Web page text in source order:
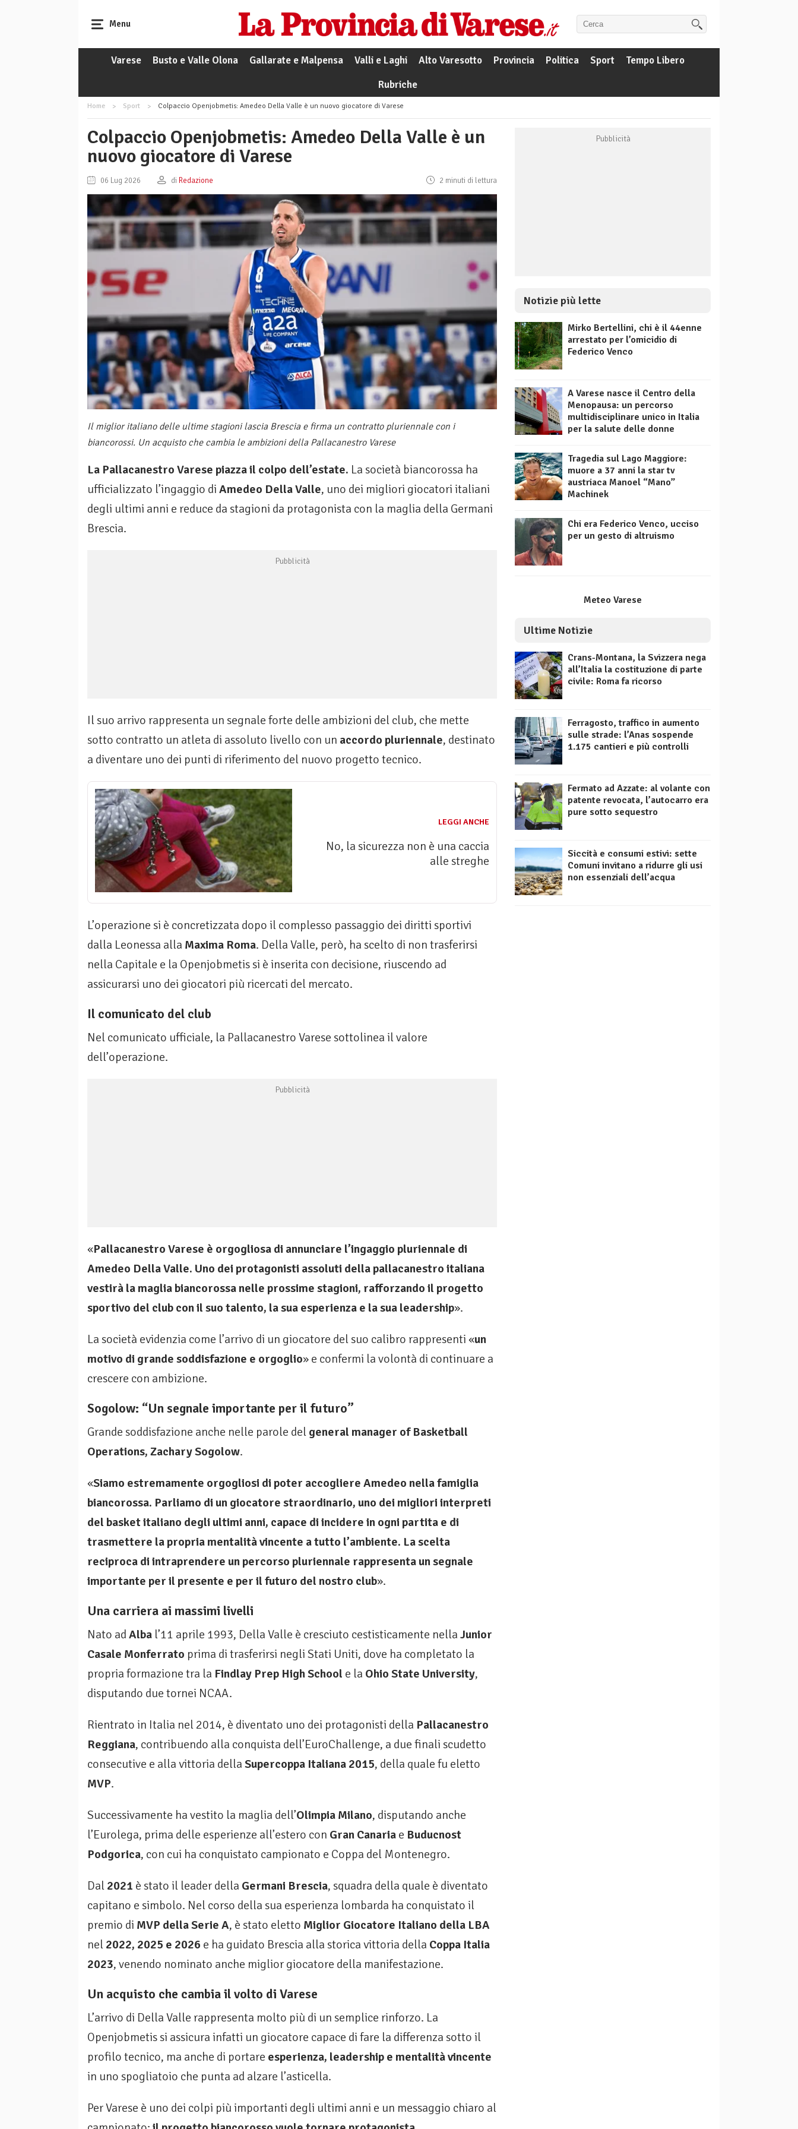
Menu
Varese Busto e Valle Olona Gallarate e Malpensa Valli e Laghi Alto Varesotto Provincia Politica Sport
Tempo Libero
Rubriche
Home Sport Colpaccio Openjobmetis: Amedeo Della Valle è un nuovo giocatore di Varese
Colpaccio Openjobmetis: Amedeo Della Valle è un
nuovo giocatore di Varese
06 Lug 2026 di Redazione 2 minuti di lettura
Il miglior italiano delle ultime stagioni lascia Brescia e firma un contratto pluriennale con i
biancorossi. Un acquisto che cambia le ambizioni della Pallacanestro Varese
La Pallacanestro Varese piazza il colpo dell’estate. La società biancorossa ha
ufficializzato l’ingaggio di Amedeo Della Valle, uno dei migliori giocatori italiani
degli ultimi anni e reduce da stagioni da protagonista con la maglia della Germani
Brescia.
Il suo arrivo rappresenta un segnale forte delle ambizioni del club, che mette
sotto contratto un atleta di assoluto livello con un accordo pluriennale, destinato
a diventare uno dei punti di riferimento del nuovo progetto tecnico.
LEGGI ANCHE
No, la sicurezza non è una caccia
alle streghe
L’operazione si è concretizzata dopo il complesso passaggio dei diritti sportivi
dalla Leonessa alla Maxima Roma. Della Valle, però, ha scelto di non trasferirsi
nella Capitale e la Openjobmetis si è inserita con decisione, riuscendo ad
assicurarsi uno dei giocatori più ricercati del mercato.
Il comunicato del club
Nel comunicato ufficiale, la Pallacanestro Varese sottolinea il valore
dell’operazione.
«Pallacanestro Varese è orgogliosa di annunciare l’ingaggio pluriennale di
Amedeo Della Valle. Uno dei protagonisti assoluti della pallacanestro italiana
vestirà la maglia biancorossa nelle prossime stagioni, rafforzando il progetto
sportivo del club con il suo talento, la sua esperienza e la sua leadership».
La società evidenzia come l’arrivo di un giocatore del suo calibro rappresenti «un
motivo di grande soddisfazione e orgoglio» e confermi la volontà di continuare a
crescere con ambizione.
Sogolow: “Un segnale importante per il futuro”
Grande soddisfazione anche nelle parole del general manager of Basketball
Operations, Zachary Sogolow.
«Siamo estremamente orgogliosi di poter accogliere Amedeo nella famiglia
biancorossa. Parliamo di un giocatore straordinario, uno dei migliori interpreti
del basket italiano degli ultimi anni, capace di incidere in ogni partita e di
trasmettere la propria mentalità vincente a tutto l’ambiente. La scelta
reciproca di intraprendere un percorso pluriennale rappresenta un segnale
importante per il presente e per il futuro del nostro club».
Una carriera ai massimi livelli
Nato ad Alba l’11 aprile 1993, Della Valle è cresciuto cestisticamente nella Junior
Casale Monferrato prima di trasferirsi negli Stati Uniti, dove ha completato la
propria formazione tra la Findlay Prep High School e la Ohio State University,
disputando due tornei NCAA.
Rientrato in Italia nel 2014, è diventato uno dei protagonisti della Pallacanestro
Reggiana, contribuendo alla conquista dell’EuroChallenge, a due finali scudetto
consecutive e alla vittoria della Supercoppa Italiana 2015, della quale fu eletto
MVP.
Successivamente ha vestito la maglia dell’Olimpia Milano, disputando anche
l’Eurolega, prima delle esperienze all’estero con Gran Canaria e Buducnost
Podgorica, con cui ha conquistato campionato e Coppa del Montenegro.
Dal 2021 è stato il leader della Germani Brescia, squadra della quale è diventato
capitano e simbolo. Nel corso della sua esperienza lombarda ha conquistato il
premio di MVP della Serie A, è stato eletto Miglior Giocatore Italiano della LBA
nel 2022, 2025 e 2026 e ha guidato Brescia alla storica vittoria della Coppa Italia
2023, venendo nominato anche miglior giocatore della manifestazione.
Un acquisto che cambia il volto di Varese
L’arrivo di Della Valle rappresenta molto più di un semplice rinforzo. La
Openjobmetis si assicura infatti un giocatore capace di fare la differenza sotto il
profilo tecnico, ma anche di portare esperienza, leadership e mentalità vincente
in uno spogliatoio che punta ad alzare l’asticella.
Per Varese è uno dei colpi più importanti degli ultimi anni e un messaggio chiaro al
Notizie più lette
Mirko Bertellini, chi è il 44enne
arrestato per l’omicidio di
Federico Venco
A Varese nasce il Centro della
Menopausa: un percorso
multidisciplinare unico in Italia
per la salute delle donne
Tragedia sul Lago Maggiore:
muore a 37 anni la star tv
austriaca Manoel “Mano”
Machinek
Chi era Federico Venco, ucciso
per un gesto di altruismo
Meteo Varese
Ultime Notizie
Crans-Montana, la Svizzera nega
all’Italia la costituzione di parte
civile: Roma fa ricorso
Ferragosto, traffico in aumento
sulle strade: l’Anas sospende
1.175 cantieri e più controlli
Fermato ad Azzate: al volante con
patente revocata, l’autocarro era
pure sotto sequestro
Siccità e consumi estivi: sette
Comuni invitano a ridurre gli usi
non essenziali dell’acqua